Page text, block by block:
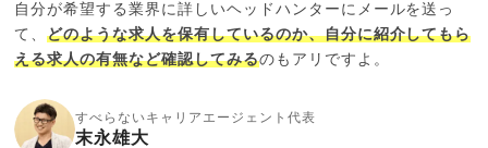
自分が希望する業界に詳しいヘッドハンターにメールを送っ
て、どのような求人を保有しているのか、自分に紹介してもら
える求人の有無など確認してみるのもアリですよ。
すべらないキャリアエージェント代表
末永雄大